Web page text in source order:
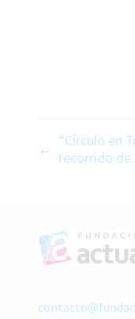
“Círculo en
recorrido de